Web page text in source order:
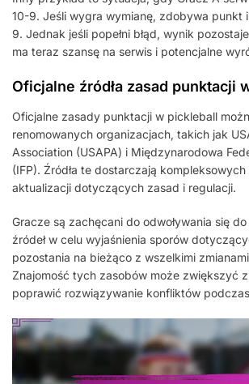
10-9. Jeśli wygra wymianę, zdobywa punkt
9. Jednak jeśli popełni błąd, wynik
ma teraz szansę na serwis i potencjalne
Oficjalne źródła zasad punktacji
Oficjalne zasady punktacji w pickleball
renomowanych organizacjach, takich jak
Association (USAPA) i Międzynarodowa
(IFP). Źródła te dostarczają
aktualizacji dotyczących zasad i regulacji.
Gracze są zachęcani do odwoływania się
źródeł w celu wyjaśnienia sporów
pozostania na bieżąco z wszelkimi
Znajomość tych zasobów może zwiększyć
poprawić rozwiązywanie konfliktów